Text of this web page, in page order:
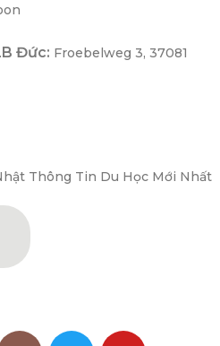
Đức: Froebelweg 3, 37081
Thông Tin Du Học Mới Nhất